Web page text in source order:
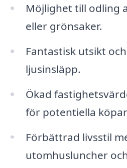
Möjlighet till odling
eller grönsaker.
Fantastisk utsikt
ljusinsläpp.
Ökad
för potentiella
Förbättrad livsstil
utomhusluncher